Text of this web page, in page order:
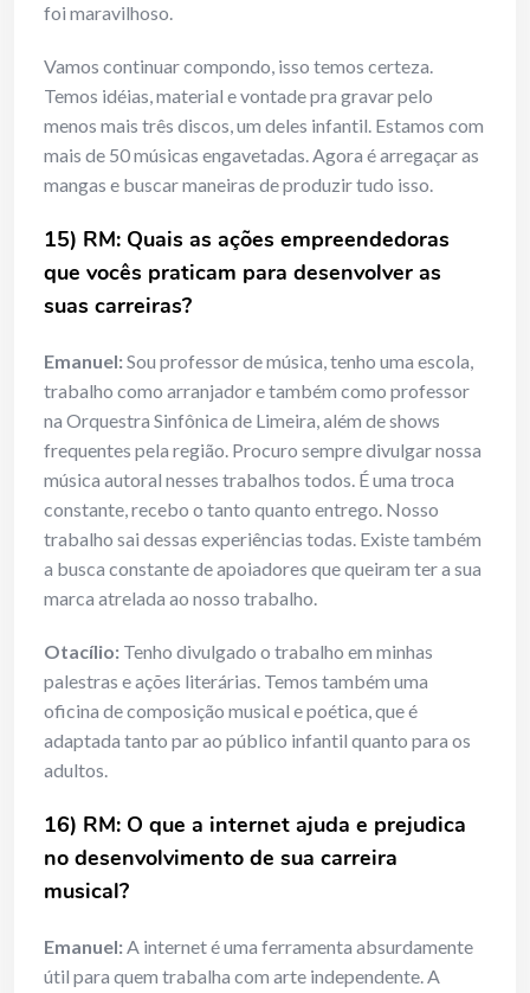
foi maravilhoso.
Vamos continuar compondo, isso temos certeza.
Temos idéias, material e vontade pra gravar pelo
menos mais três discos, um deles infantil. Estamos com
mais de 50 músicas engavetadas. Agora é arregaçar as
mangas e buscar maneiras de produzir tudo isso.
15) RM: Quais as ações empreendedoras
que vocês praticam para desenvolver as
suas carreiras?
Emanuel:Sou professor de música, tenho uma escola,
trabalho como arranjador e também como professor
na Orquestra Sinfônica de Limeira, além de shows
frequentes pela região. Procuro sempre divulgar nossa
música autoral nesses trabalhos todos. É uma troca
constante, recebo o tanto quanto entrego. Nosso
trabalho sai dessas experiências todas. Existe também
a busca constante de apoiadores que queiram ter a sua
marca atrelada ao nosso trabalho.
Otacílio: Tenho divulgado o trabalho em minhas
palestras e ações literárias. Temos também uma
oficina de composição musical e poética, que é
adaptada tanto par ao público infantil quanto para os
adultos.
16) RM: O que a internet ajuda e prejudica
no desenvolvimento de sua carreira
musical?
Emanuel:A internet é uma ferramenta absurdamente
útil para quem trabalha com arte independente. A